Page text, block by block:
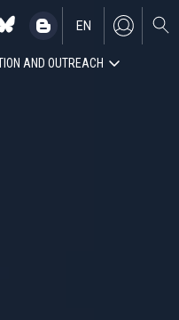
EN
ES
AND OUTREACH